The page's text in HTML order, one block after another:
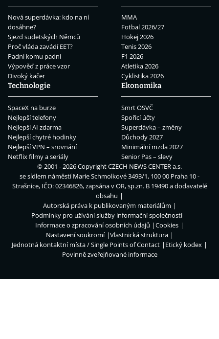
Nová superdávka: kdo na ní
dosáhne?
Sjezd sudetských Němců
Proč vláda zavádí EET?
Padni komu padni
Výpověď z práce vzor
Divoký kačer
MMA
Fotbal 2026/27
Hokej 2026
Tenis 2026
F1 2026
Atletika 2026
Cyklistika 2026
Technologie
SpaceX na burze
Nejlepší telefony
Nejlepší AI zdarma
Nejlepší chytré hodinky
Nejlepší VPN – srovnání
Netflix filmy a seriály
Ekonomika
Smrt OSVČ
Spořicí účty
Superdávka – změny
Důchody 2027
Minimální mzda 2027
Senior Pas – slevy
© 2001 - 2026 CopyrightCZECH NEWS CENTER a.s.
se sídlem náměstí Marie Schmolkové 3493/1, 100 00 Praha 10 -
Strašnice, IČO: 02346826, zapsána v OR, sp.zn. B 19490 a dodavatelé
obsahu
Autorská práva k publikovaným materiálům
Podmínky pro užívání služby informační společnosti
Informace o zpracování osobních údajů
Cookies
Nastavení soukromí
Vlastnická struktura
Jednotná kontaktní místa / Single Points of Contact
Etický kodex
Povinně zveřejňované informace